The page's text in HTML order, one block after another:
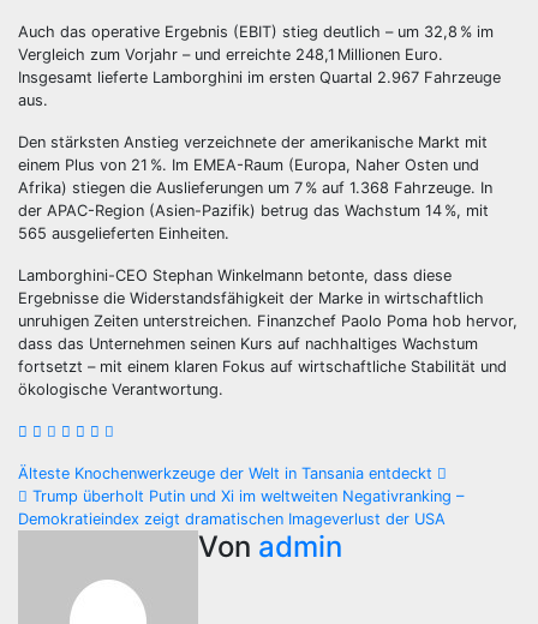
Auch das operative Ergebnis (EBIT) stieg deutlich – um 32,8 % im
Vergleich zum Vorjahr – und erreichte 248,1 Millionen Euro.
Insgesamt lieferte Lamborghini im ersten Quartal 2.967 Fahrzeuge
aus.
Den stärksten Anstieg verzeichnete der amerikanische Markt mit
einem Plus von 21 %. Im EMEA-Raum (Europa, Naher Osten und
Afrika) stiegen die Auslieferungen um 7 % auf 1.368 Fahrzeuge. In
der APAC-Region (Asien-Pazifik) betrug das Wachstum 14 %, mit
565 ausgelieferten Einheiten.
Lamborghini-CEO Stephan Winkelmann betonte, dass diese
Ergebnisse die Widerstandsfähigkeit der Marke in wirtschaftlich
unruhigen Zeiten unterstreichen. Finanzchef Paolo Poma hob hervor,
dass das Unternehmen seinen Kurs auf nachhaltiges Wachstum
fortsetzt – mit einem klaren Fokus auf wirtschaftliche Stabilität und
ökologische Verantwortung.
Beitragsnavigation
Älteste Knochenwerkzeuge der Welt in Tansania entdeckt
Trump überholt Putin und Xi im weltweiten Negativranking –
Demokratieindex zeigt dramatischen Imageverlust der USA
Von admin